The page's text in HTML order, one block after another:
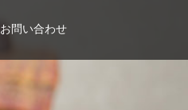
お問い合わせ